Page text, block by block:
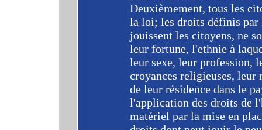
Deuxièmement, tous les
la loi; les droits définis
jouissent les citoyens, ne
leur fortune, l'ethnie à
leur sexe, leur profession,
croyances religieuses,
de leur résidence dans le
l'application des droits de
matériel par la mise en